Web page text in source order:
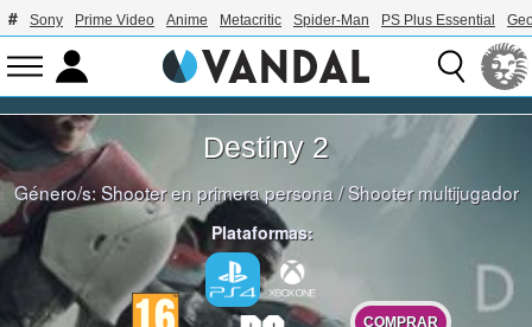
Sony Prime Video Anime Metacritic Spider-Man PS Plus Essential
Destiny 2
Género/s:Shooter en primera persona/Shooter multijugador
Plataformas:
COMPRAR